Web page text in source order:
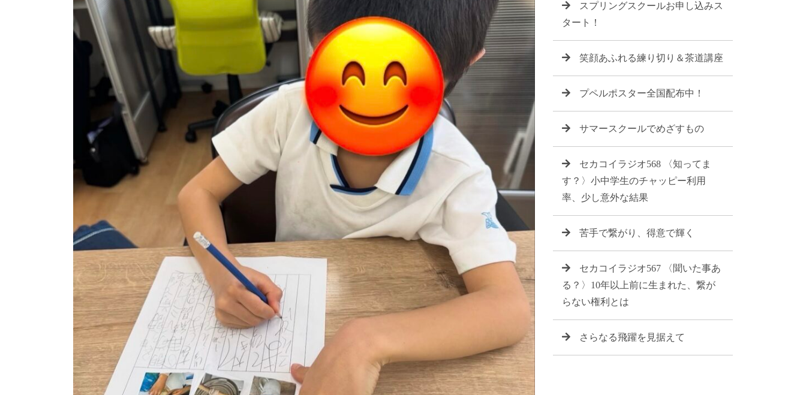
スプリングスクールお申し込みス
タート！
笑顔あふれる練り切り＆茶道講座
プペルポスター全国配布中！
サマースクールでめざすもの
セカコイラジオ568 〈知ってま
す？〉小中学生のチャッピー利用
率、少し意外な結果
苦手で繋がり、得意で輝く
セカコイラジオ567 〈聞いた事あ
る？〉10年以上前に生まれた、繋が
らない権利とは
さらなる飛躍を見据えて